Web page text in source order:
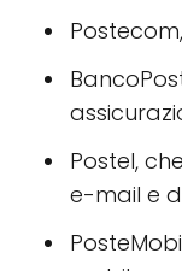
Postel,
e-mail e